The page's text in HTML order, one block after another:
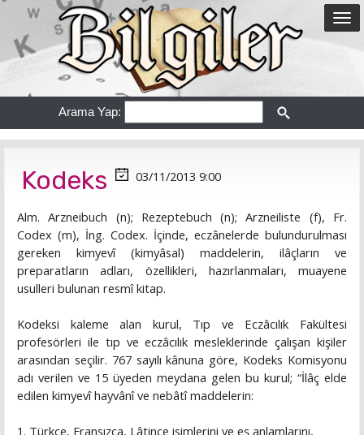
Arama Yap:
Kodeks 03/11/2013 9:00
Alm. Arzneibuch (n); Rezeptebuch (n); Arzneiliste (f), Fr.
Codex (m), İng. Codex. İçinde, eczânelerde bulundurulması
gereken kimyevî (kimyâsal) maddelerin, ilâçların ve
preparatların adları, özellikleri, hazırlanmaları, muayene
usulleri bulunan resmî kitap.
Kodeksi kaleme alan kurul, Tıp ve Eczâcılık Fakültesi
profesörleri ile tıp ve eczâcılık mesleklerinde çalışan kişiler
arasından seçilir. 767 sayılı kânuna göre, Kodeks Komisyonu
adı verilen ve 15 üyeden meydana gelen bu kurul; “İlâç elde
edilen kimyevî hayvânî ve nebâtî maddelerin:
1. Türkçe, Fransızca, Lâtince isimlerini ve eş anlamlarını,